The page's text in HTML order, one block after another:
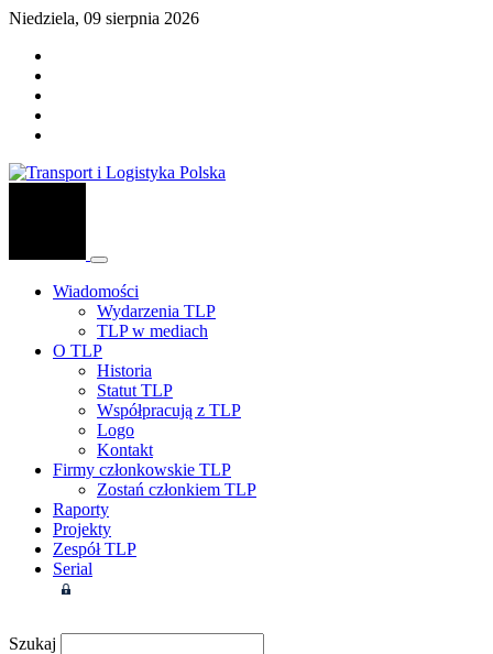
Niedziela, 09 sierpnia 2026
Wiadomości
Wydarzenia TLP
TLP w mediach
O TLP
Historia
Statut TLP
Współpracują z TLP
Logo
Kontakt
Firmy członkowskie TLP
Zostań członkiem TLP
Raporty
Projekty
Zespół TLP
Serial
Szukaj